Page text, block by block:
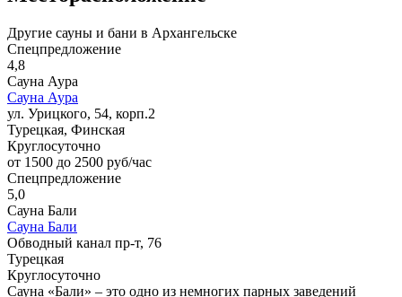
Другие сауны и бани в Архангельске
Спецпредложение
4,8
Сауна Аура
Сауна Аура
ул. Урицкого, 54, корп.2
Турецкая, Финская
Круглосуточно
от 1500 до 2500 руб/час
Спецпредложение
5,0
Сауна Бали
Сауна Бали
Обводный канал пр-т, 76
Турецкая
Круглосуточно
Сауна «Бали» – это одно из немногих парных заведений